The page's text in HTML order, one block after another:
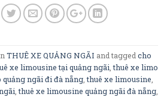
THUÊ XE QUẢNG NGÃI and tagged cho
xe limousine tại quảng ngãi ,thuê xe limo
quảng ngãi đi đà nẵng ,thuê xe limousine
,thuê xe limousine quảng ngãi đà nẵng,